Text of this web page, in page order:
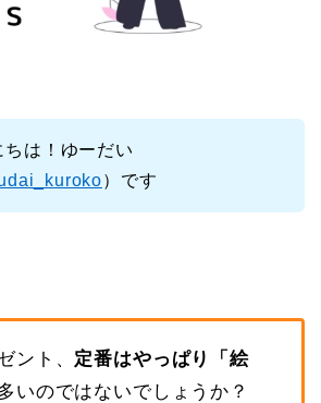
ちは！ゆーだい
）です
ント、 定番はやっぱり「絵
いのではないでしょうか？